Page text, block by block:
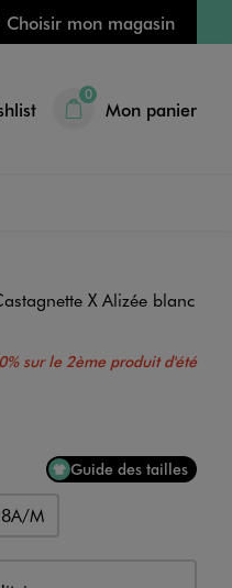
Choisir mon magasin
0
Mon panier
X Alizée blanc
sur le 2ème produit d'été
Guide des tailles
M